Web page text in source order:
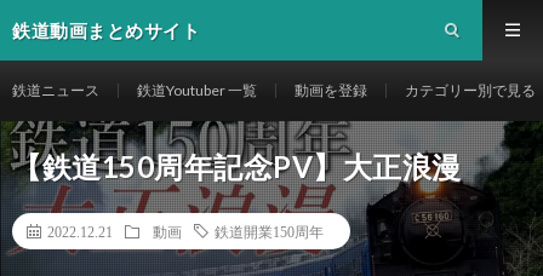
鉄道動画まとめサイト
鉄道ニュース 鉄道Youtuber 一覧 動画を登録 カテゴリー別で見る
【鉄道150周年記念PV】大正浪漫
2022.12.21 動画 鉄道開業150周年